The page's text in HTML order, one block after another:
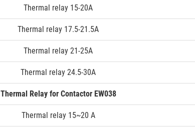
Thermal relay 15-20A
Thermal relay 17.5-21.5A
Thermal relay 21-25A
Thermal relay 24.5-30A
Thermal Relay for Contactor EW038
Thermal relay 15~20 A